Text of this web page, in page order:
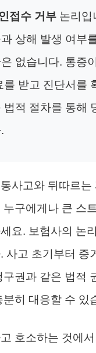
접수 거부 논리입
상해 발생 여부
없습니다. 통증
를 받고 진단서를
법적 절차를 통해
사고와 뒤따르는
누구에게나 큰 스
요. 보험사의 논
사고 초기부터 증
구권과 같은 법적
히 대응할 수 있
호소하는 것에